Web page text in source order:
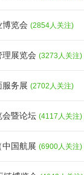
览会 (2854人关注)
展览会 (3273人关注)
务展 (2702人关注)
会暨论坛 (4117人关注)
国航展 (6900人关注)